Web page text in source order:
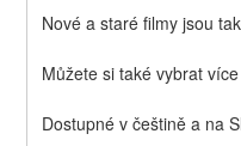
Nové a staré filmy jsou
Můžete si také vybrat
Dostupné v češtině a na